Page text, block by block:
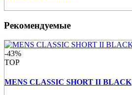
Рекомендуемые
-43%
TOP
MENS CLASSIC SHORT II BLACK